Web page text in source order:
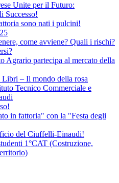
Unite per il Futuro:
Successo!
sono nati i pulcini!
come avviene? Quali i rischi?
Agrario partecipa al mercato della
– Il mondo della rosa
Tecnico Commerciale e
in fattoria" con la "Festa degli
del Ciuffelli-Einaudi!
1°CAT (Costruzione,